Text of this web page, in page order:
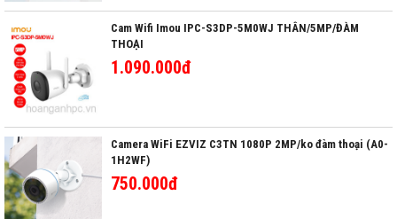
Cam Wifi Imou IPC-S3DP-5M0WJ THÂN/5MP/ĐÀM
THOẠI
1.090.000đ
Camera WiFi EZVIZ C3TN 1080P 2MP/ko đàm thoại (A0-
1H2WF)
750.000đ